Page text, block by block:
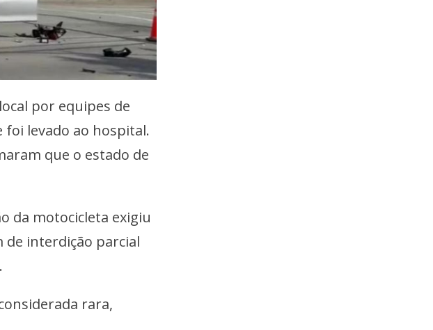
por equipes de
levado ao hospital.
que o estado de
da motocicleta exigiu
de interdição parcial
rara,